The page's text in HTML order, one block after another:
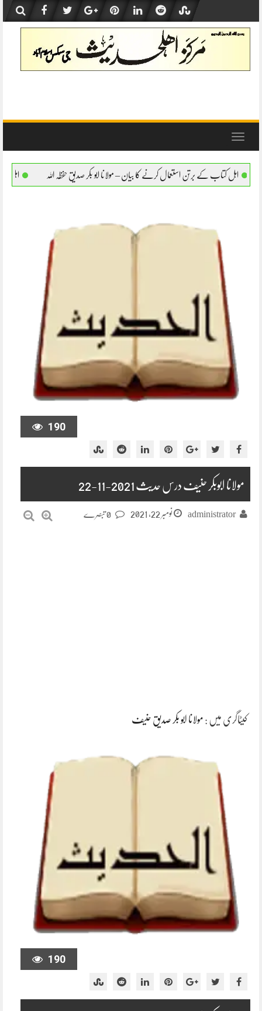
content
Toggle
کرنے کا بیان – مولانا ابو بکر صدیق حفظہ اللہ اہل کتاب کے برتن استعمال کرنے کا
190
مولانا ابوبکر حنیف درس حدیث 2021-11-22
administrator نومبر 22, 2021
کیٹاگری میں : مولانا ابو بکر صدیق حنیف
190